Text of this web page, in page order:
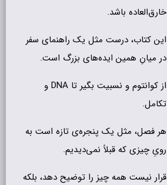
خارق‌العاده باشد.
این کتاب، درست مثل یک راهنمای سفر
در میانِ همین ایده‌های بزرگ است.
از کوانتوم و نسبیت بگیر تا DNA و
تکامل.
هر فصل، مثل یک پنجره‌ی تازه است به
رویِ چیزی که قبلاً نمی‌دیدیم.
قرار نیست همه چیز را توضیح دهد، بلکه